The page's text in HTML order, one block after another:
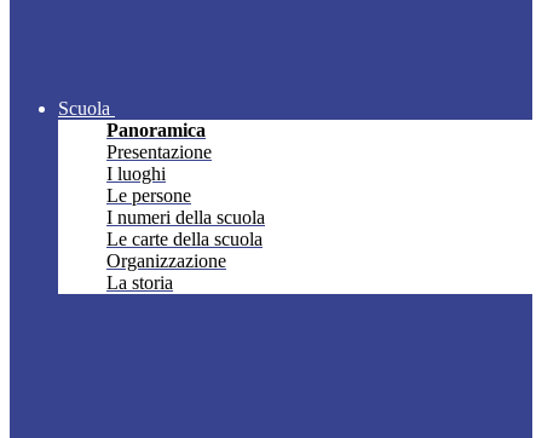
Scuola
Panoramica
Presentazione
I luoghi
Le persone
I numeri della scuola
Le carte della scuola
Organizzazione
La storia